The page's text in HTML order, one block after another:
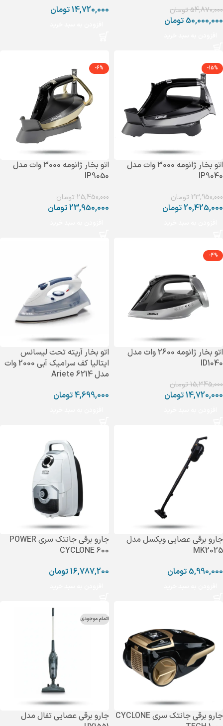
54,870,000تومان
50,000,000 تومان
14,720,000تومان
-15%
اتو بخار ژانومه 3000 وات مدل
IP9040
23,950,000تومان
20,425,000تومان
-6%
اتو بخار ژانومه 3000 وات مدل
IP9050
25,450,000تومان
23,950,000تومان
-4%
اتو بخار ژانومه 2600 وات مدل
ID1040
15,345,000تومان
14,720,000تومان
اتو بخار آریته تحت لیسانس
ایتالیا کف سرامیک آبی 2000 وات
مدل 6214 Ariete
4,699,000تومان
جارو برقی عصایی ویکسل مدل
MK2025
5,990,000 تومان
جارو برقی جانتک سری POWER
CYCLONE 600
16,787,200تومان
جارو برقی جانتک سری CYCLONE
اتمام موجودی
جارو برقی عصایی تفال مدل